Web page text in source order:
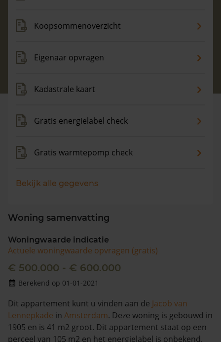
Koopsommenoverzicht
Eigenaar opvragen
Kadastrale kaart
Gratis energielabel check
Gratis warmtepomp check
Bekijk alle gegevens
Woning samenvatting
Woningwaarde indicatie
Actuele woningwaarde opvragen (gratis)
€ 500.000 - € 600.000
Berekend op 01-01-2021
Dit appartement kunt u vinden aan de Jacob van
Lennepkade in Amsterdam. Deze woning is gebouwd in
1905 en is 41 m2 groot. Dit appartement staat op een
perceel van 105 m2 en het energielabel is onbekend.